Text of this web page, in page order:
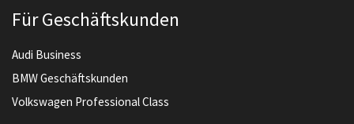
Für Geschäftskunden
Audi Business
BMW Geschäftskunden
Volkswagen Professional Class